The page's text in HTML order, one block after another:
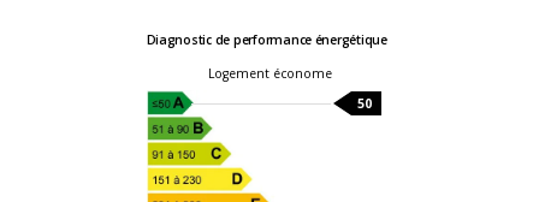
Diagnostic de performance énergétique
Logement économe
50